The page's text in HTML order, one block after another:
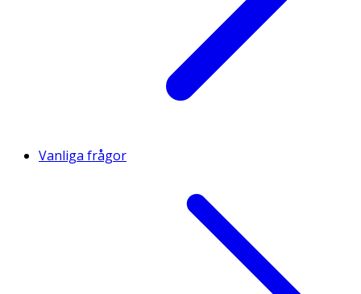
Vanliga frågor